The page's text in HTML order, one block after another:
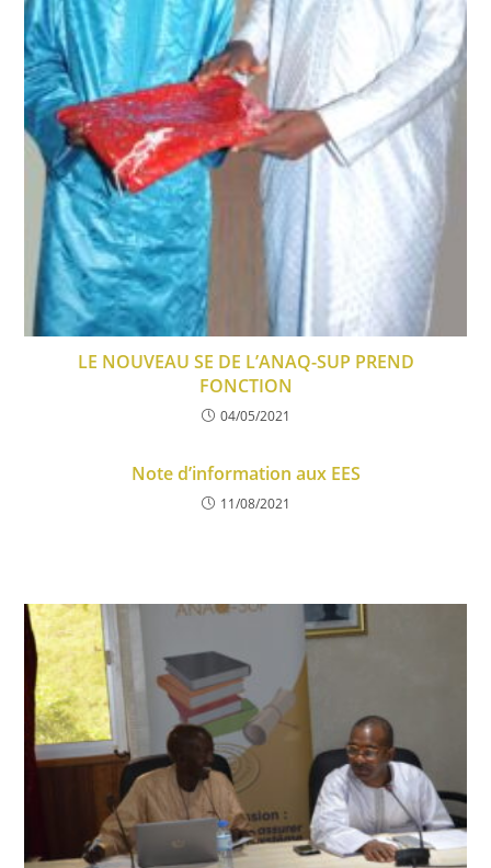
LE NOUVEAU SE DE L’ANAQ-SUP PREND
FONCTION
04/05/2021
Note d’information aux EES
11/08/2021